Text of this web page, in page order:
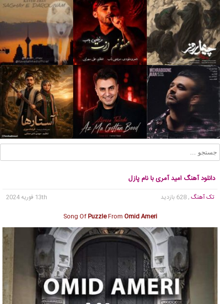
دانلود آهنگ امید آمری با نام پازل
تک آهنگ , 628 بازدید
13th فوریه 2024
Song OfPuzzleFrom Omid Ameri